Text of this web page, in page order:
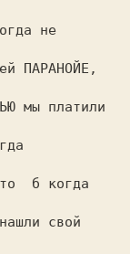
не
ПАРАНОЙЕ,
мы платили
б когда
свой